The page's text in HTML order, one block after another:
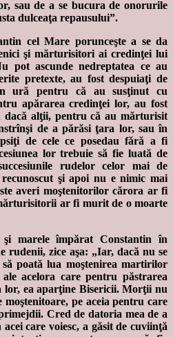
sau de a se bucura de onorurile
dulceaţa repausului”.
cel Mare porunceşte a se da
şi mărturisitori ai credinţei lui
pot ascunde nedreptatea ce au
pretexte, au fost despuiaţi de
ură pentru că au susţinut cu
apărarea credinţei lor, au fost
dacă alţii, pentru că au mărturisit
de a părăsi ţara lor, sau în
de cele ce posedau fără a fi
lor trebuie să fie luată de
rudelor celor mai de
şi apoi nu e nimic mai
averi moştenitorilor cărora ar fi
ar fi murit de o moarte
marele împărat Constantin în
rudenii, zice aşa: „Iar, dacă nu se
poată lua moştenirea martirilor
acelora care pentru păstrarea
lor, ea aparţine Bisericii. Morţii nu
pe aceia pentru care
Cred de datoria mea de a
care voiesc, a găsit de cuviinţă